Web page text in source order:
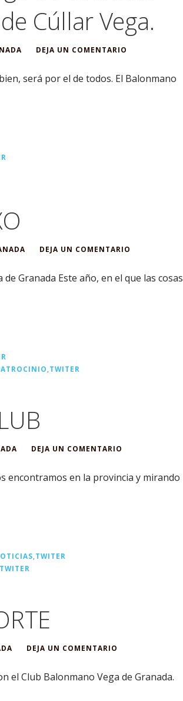
Cúllar Vega.
DEJA UN COMENTARIO
será por el de todos. El Balonmano
DEJA UN COMENTARIO
Granada Este año, en el que las cosas
,TWITER
DEJA UN COMENTARIO
encontramos en la provincia y mirando
,TWITER
TWITER
DEJA UN COMENTARIO
el Club Balonmano Vega de Granada.